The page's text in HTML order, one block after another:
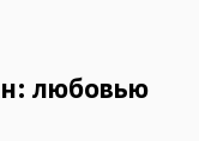
любовью